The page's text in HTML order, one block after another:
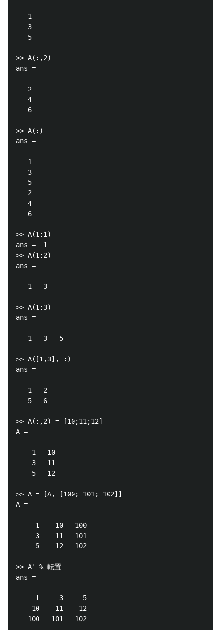
   1
   3
   5
>> A(:,2)
ans =
   2
   4
   6
>> A(:)
ans =
   1
   3
   5
   2
   4
   6
>> A(1:1)
ans =  1
>> A(1:2)
ans =
   1   3
>> A(1:3)
ans =
   1   3   5
>> A([1,3], :)
ans =
   1   2
   5   6
>> A(:,2) = [10;11;12]
A =
    1   10
    3   11
    5   12
>> A = [A, [100; 101; 102]]
A =
     1    10   100
     3    11   101
     5    12   102
>> A' % 転置
ans =
     1     3     5
    10    11    12
   100   101   102